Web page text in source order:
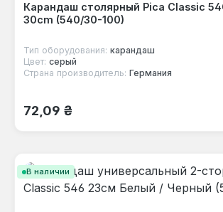
Карандаш столярный Pica Classic
30cm (540/30-100)
Тип оборудования: карандаш
Цвет: серый
Страна производитель: Германия
Обычная цена:
72,09 ₴
В наличии